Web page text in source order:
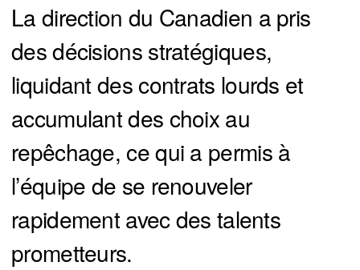
La direction du Canadien a pris
des décisions stratégiques,
liquidant des contrats lourds et
accumulant des choix au
repêchage, ce qui a permis à
l’équipe de se renouveler
rapidement avec des talents
prometteurs.